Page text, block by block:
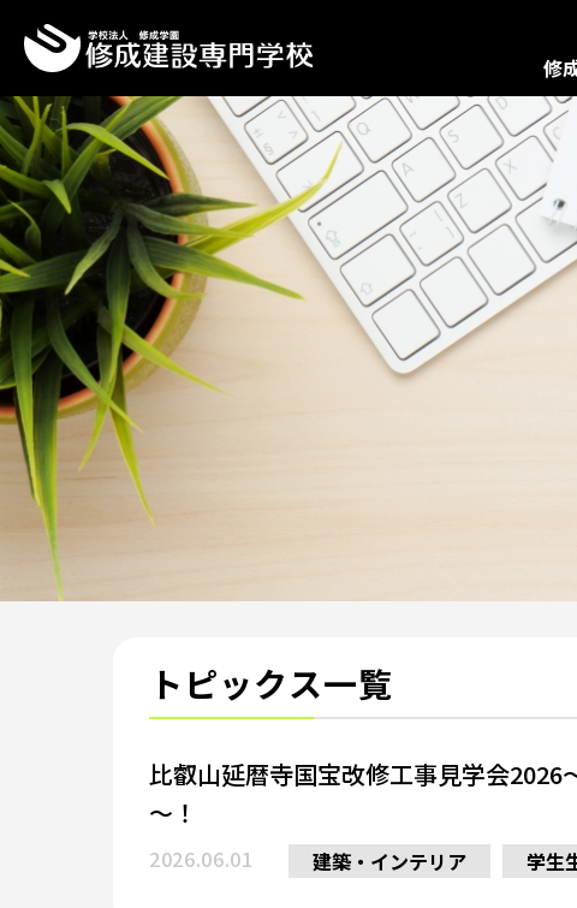
修
トピックス一覧
比叡山延暦寺国宝改修工事見学会2026
～！
2026.06.01 建築・インテリア 学生